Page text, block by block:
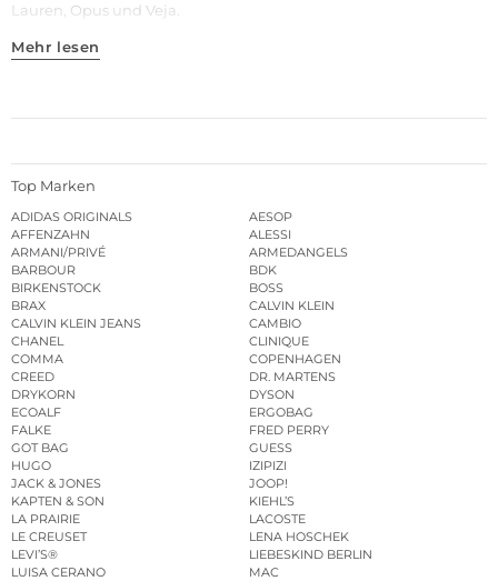
Lauren, Opus und Veja.
Mehr lesen
Top Marken
ADIDAS ORIGINALS
AESOP
AFFENZAHN
ALESSI
ARMANI/PRIVÉ
ARMEDANGELS
BARBOUR
BDK
BIRKENSTOCK
BOSS
BRAX
CALVIN KLEIN
CALVIN KLEIN JEANS
CAMBIO
CHANEL
CLINIQUE
COMMA
COPENHAGEN
CREED
DR. MARTENS
DRYKORN
DYSON
ECOALF
ERGOBAG
FALKE
FRED PERRY
GOT BAG
GUESS
HUGO
IZIPIZI
JACK & JONES
JOOP!
KAPTEN & SON
KIEHL’S
LA PRAIRIE
LACOSTE
LE CREUSET
LENA HOSCHEK
LEVI’S®
LIEBESKIND BERLIN
LUISA CERANO
MAC